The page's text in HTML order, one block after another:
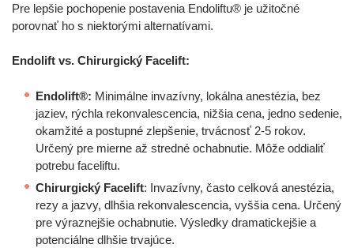
Pre lepšie pochopenie postavenia Endoliftu® je užitočné
porovnať ho s niektorými alternatívami.
Endolift vs. Chirurgický Facelift:
Endolift®: Minimálne invazívny, lokálna anestézia, bez
jaziev, rýchla rekonvalescencia, nižšia cena, jedno sedenie,
okamžité a postupné zlepšenie, trvácnosť 2-5 rokov.
Určený pre mierne až stredné ochabnutie. Môže oddialiť
potrebu faceliftu.
Chirurgický Facelift: Invazívny, často celková anestézia,
rezy a jazvy, dlhšia rekonvalescencia, vyššia cena. Určený
pre výraznejšie ochabnutie. Výsledky dramatickejšie a
potenciálne dlhšie trvajúce.